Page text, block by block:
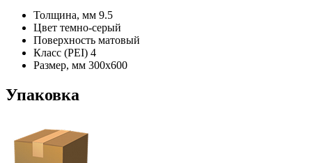
Толщина, мм 9.5
Цвет темно-серый
Поверхность матовый
Класс (PEI) 4
Размер, мм 300х600
Упаковка